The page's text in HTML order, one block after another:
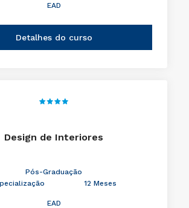
EAD
Detalhes do curso
Design de Interiores
Pós-Graduação
12 Meses
EAD